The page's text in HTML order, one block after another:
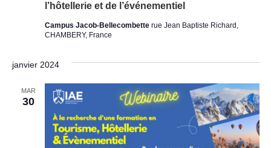
l’hôtellerie et de l’événementiel
Campus Jacob-Bellecombette rue Jean Baptiste Richard,
CHAMBERY, France
janvier 2024
MAR
30